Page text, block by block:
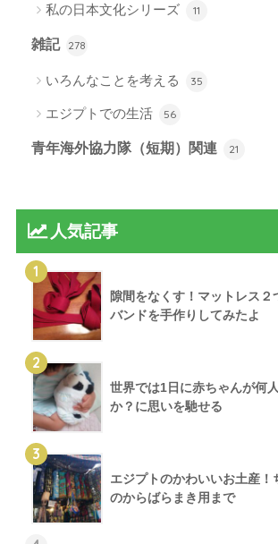
私の日本文化シリーズ 11
雑記 278
いろんなことを考える 35
エジプトでの生活 56
青年海外協力隊（短期）関連 21
人気記事
1
隙間をなくす！マットレス２
バンドを手作りしてみたよ
2
世界では1日に赤ちゃんが何
か？に思いを馳せる
3
エジプトのかわいいお土産！
のからばらまき用まで